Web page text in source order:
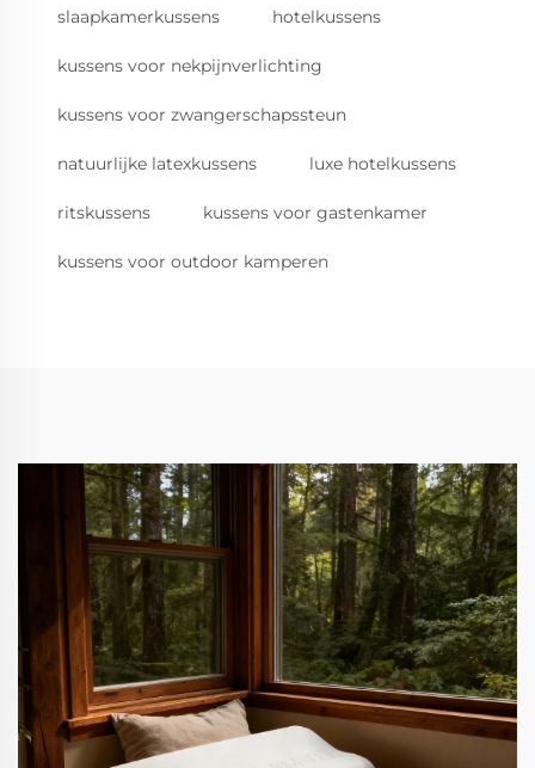
slaapkamerkussens hotelkussens
kussens voor nekpijnverlichting
kussens voor zwangerschapssteun
natuurlijke latexkussens luxe hotelkussens
ritskussens kussens voor gastenkamer
kussens voor outdoor kamperen